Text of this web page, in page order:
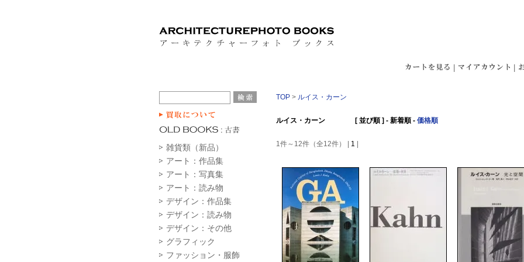
雑貨類（新品）
アート：作品集
アート：写真集
アート：読み物
デザイン：作品集
デザイン：読み物
デザイン：その他
グラフィック
ファッション・服飾
TOP > ルイス・カーン
ルイス・カーン [ 並び順 ] - 新着順 - 価格順
1件～12件（全12件） | 1